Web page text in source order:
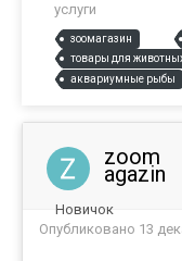
услуги
зоомагазин
товары для
аквариумные рыбы
zoom
agazin
Новичок
Опубликовано 13